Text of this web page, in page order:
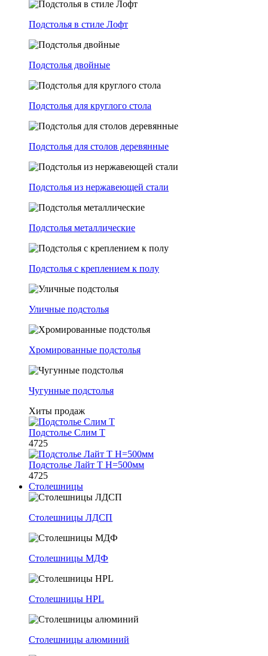
Подстолья в стиле Лофт
Подстолья двойные
Подстолья для круглого стола
Подстолья для столов деревянные
Подстолья из нержавеющей стали
Подстолья металлические
Подстолья с креплением к полу
Уличные подстолья
Хромированные подстолья
Чугунные подстолья
Хиты продаж
Подстолье Слим Т
4725
Подстолье Лайт Т H=500мм
4725
Столешницы
Столешницы ЛДСП
Столешницы МДФ
Столешницы HPL
Столешницы алюминий